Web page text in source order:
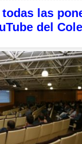
las
del